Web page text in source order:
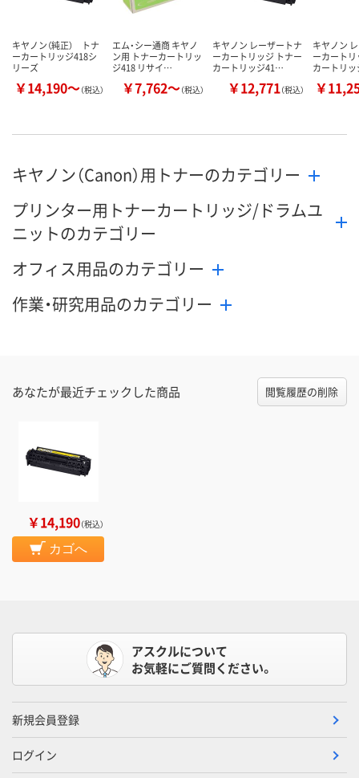
キヤノン（純正） トナ
ーカートリッジ418シ
リーズ
￥14,190～（税込）
エム・シー通商 キヤノ
ン用 トナーカートリッ
ジ418 リサイ…
￥7,762～（税込）
キヤノン レーザートナ
ーカートリッジ トナー
カートリッジ41…
￥12,771（税込）
キヤノン
ーカート
カートリ
￥
キヤノン（Canon）用トナーのカテゴリー
プリンター用トナーカートリッジ/ドラムユ
ニットのカテゴリー
オフィス用品のカテゴリー
作業・研究用品のカテゴリー
あなたが最近チェックした商品 閲覧履歴の削除
￥14,190（税込）
カゴへ
アスクルについて
お気軽にご質問ください。
新規会員登録
ログイン